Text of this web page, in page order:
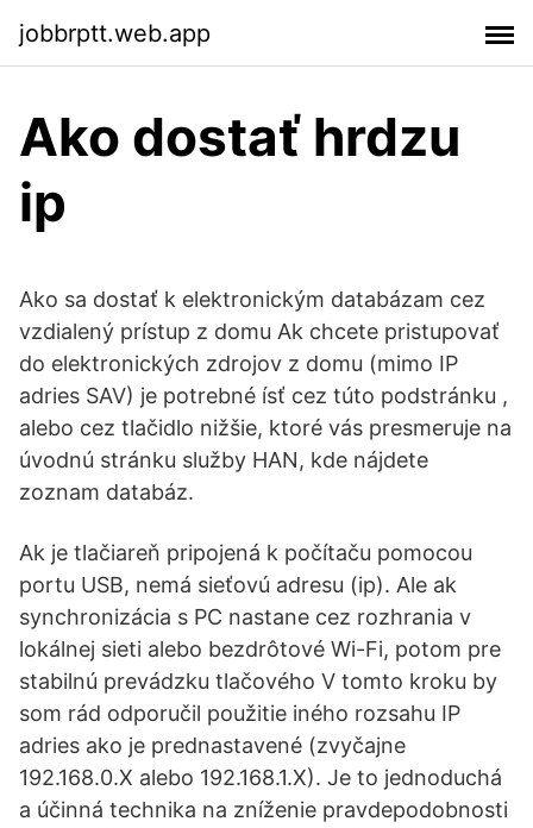
jobbrptt.web.app
Ako dostať hrdzu
ip
Ako sa dostať k elektronickým databázam cez
vzdialený prístup z domu Ak chcete pristupovať
do elektronických zdrojov z domu (mimo IP
adries SAV) je potrebné ísť cez túto podstránku ,
alebo cez tlačidlo nižšie, ktoré vás presmeruje na
úvodnú stránku služby HAN, kde nájdete
zoznam databáz.
Ak je tlačiareň pripojená k počítaču pomocou
portu USB, nemá sieťovú adresu (ip). Ale ak
synchronizácia s PC nastane cez rozhrania v
lokálnej sieti alebo bezdrôtové Wi-Fi, potom pre
stabilnú prevádzku tlačového V tomto kroku by
som rád odporučil použitie iného rozsahu IP
adries ako je prednastavené (zvyčajne
192.168.0.X alebo 192.168.1.X). Je to jednoduchá
a účinná technika na zníženie pravdepodobnosti